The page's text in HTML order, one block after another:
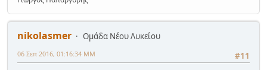
nikolasmer
Ομάδα Νέου Λυκείου
#11
06 Σεπ 2016, 01:16:34 ΜΜ